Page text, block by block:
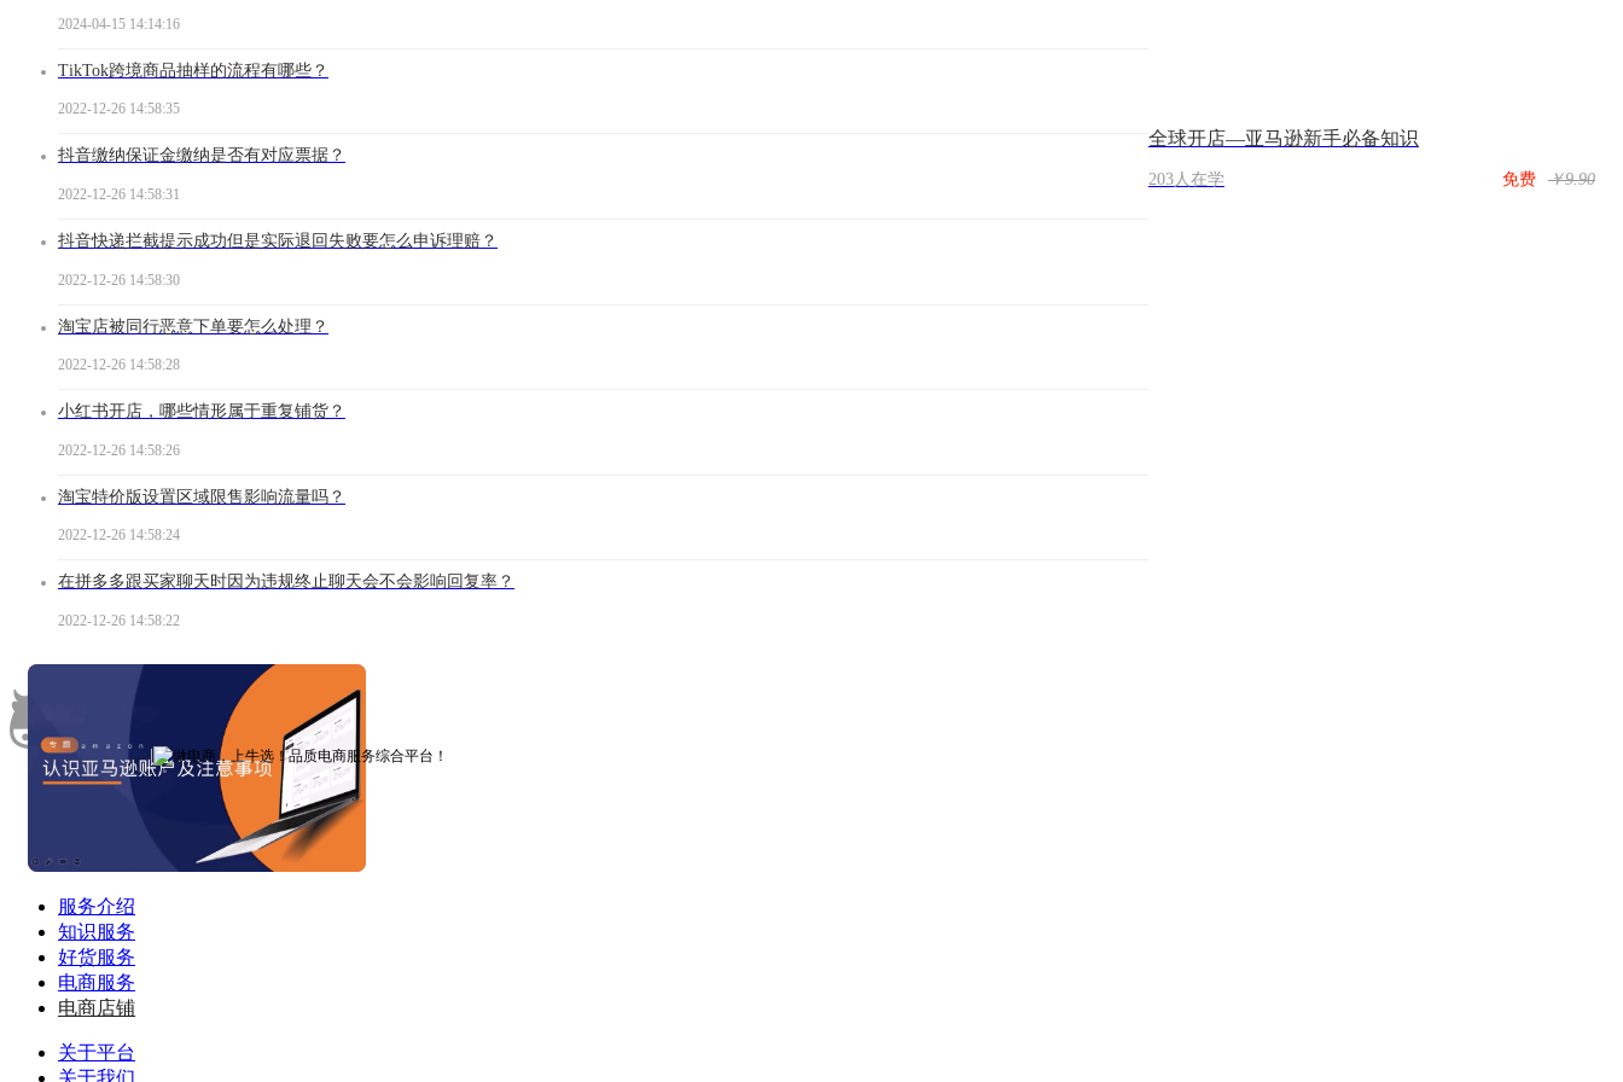
2024-04-15 14:14:16
TikTok跨境商品抽样的流程有哪些？
2022-12-26 14:58:35
抖音缴纳保证金缴纳是否有对应票据？
2022-12-26 14:58:31
抖音快递拦截提示成功但是实际退回失败要怎么申诉理赔？
2022-12-26 14:58:30
淘宝店被同行恶意下单要怎么处理？
2022-12-26 14:58:28
小红书开店，哪些情形属于重复铺货？
2022-12-26 14:58:26
淘宝特价版设置区域限售影响流量吗？
2022-12-26 14:58:24
在拼多多跟买家聊天时因为违规终止聊天会不会影响回复率？
2022-12-26 14:58:22
全球开店—亚马逊新手必备知识
203人在学 免费 ￥9.90
|
新手指南
注册新用户
下载APP
服务介绍
知识服务
好货服务
电商服务
电商店铺
关于平台
关于我们